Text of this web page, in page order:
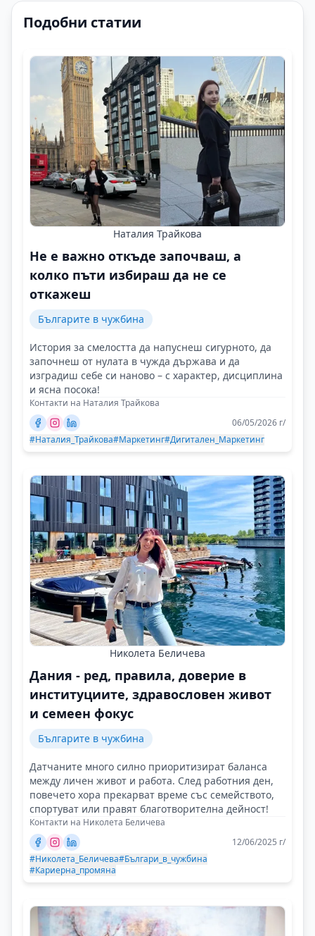
Подобни статии
Наталия Трайкова
Не е важно откъде започваш, а
колко пъти избираш да не се
откажеш
Българите в чужбина
История за смелостта да напуснеш сигурното, да
започнеш от нулата в чужда държава и да
изградиш себе си наново – с характер, дисциплина
и ясна посока!
Контакти на Наталия Трайкова
06/05/2026 г/
#Наталия_Трайкова#Маркетинг#Дигитален_Маркетинг
Николета Беличева
Дания - ред, правила, доверие в
институциите, здравословен живот
и семеен фокус
Българите в чужбина
Датчаните много силно приоритизират баланса
между личен живот и работа. След работния ден,
повечето хора прекарват време със семейството,
спортуват или правят благотворителна дейност!
Контакти на Николета Беличева
12/06/2025 г/
#Николета_Беличева#Българи_в_чужбина
#Кариерна_промяна